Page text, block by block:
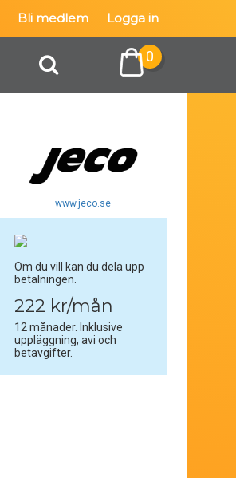
Bli medlem Logga in
0
www.jeco.se
Om du vill kan du dela upp
betalningen.
222 kr/mån
12 månader. Inklusive
uppläggning, avi och
betavgifter.